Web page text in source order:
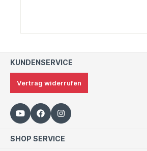
KUNDENSERVICE
Vertrag widerrufen
SHOP SERVICE